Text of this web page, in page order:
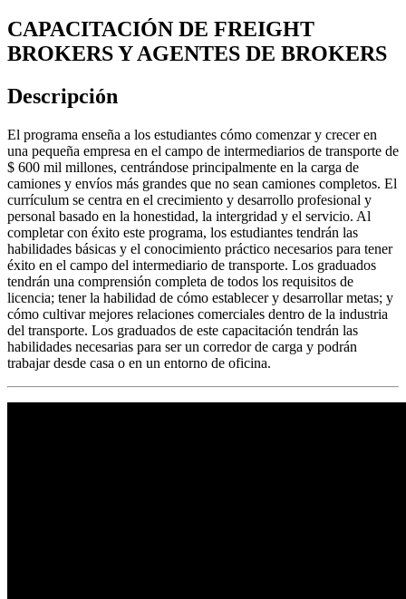
CAPACITACIÓN DE FREIGHT
BROKERS Y AGENTES DE BROKERS
Descripción
El programa enseña a los estudiantes cómo comenzar y crecer en
una pequeña empresa en el campo de intermediarios de transporte de
$ 600 mil millones, centrándose principalmente en la carga de
camiones y envíos más grandes que no sean camiones completos. El
currículum se centra en el crecimiento y desarrollo profesional y
personal basado en la honestidad, la intergridad y el servicio. Al
completar con éxito este programa, los estudiantes tendrán las
habilidades básicas y el conocimiento práctico necesarios para tener
éxito en el campo del intermediario de transporte. Los graduados
tendrán una comprensión completa de todos los requisitos de
licencia; tener la habilidad de cómo establecer y desarrollar metas; y
cómo cultivar mejores relaciones comerciales dentro de la industria
del transporte. Los graduados de este capacitación tendrán las
habilidades necesarias para ser un corredor de carga y podrán
trabajar desde casa o en un entorno de oficina.